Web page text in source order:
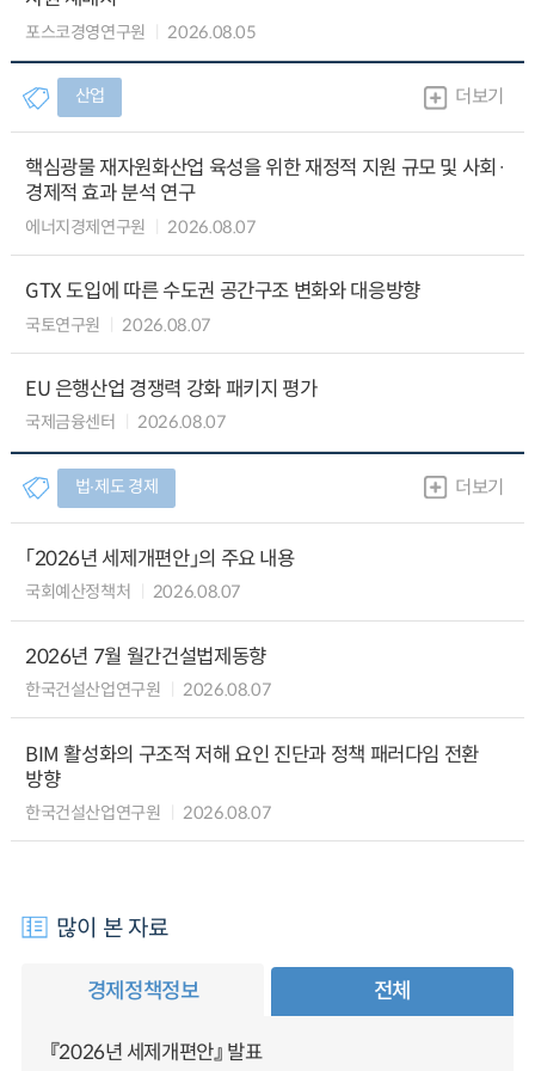
포스코경영연구원 2026.08.05
산업 더보기
핵심광물 재자원화산업 육성을 위한 재정적 지원 규모 및 사회·
경제적 효과 분석 연구
에너지경제연구원 2026.08.07
GTX 도입에 따른 수도권 공간구조 변화와 대응방향
국토연구원 2026.08.07
EU 은행산업 경쟁력 강화 패키지 평가
국제금융센터 2026.08.07
법∙제도 경제 더보기
「2026년 세제개편안」의 주요 내용
국회예산정책처 2026.08.07
2026년 7월 월간건설법제동향
한국건설산업연구원 2026.08.07
BIM 활성화의 구조적 저해 요인 진단과 정책 패러다임 전환
방향
한국건설산업연구원 2026.08.07
많이 본 자료
경제정책정보 전체
『2026년 세제개편안』 발표